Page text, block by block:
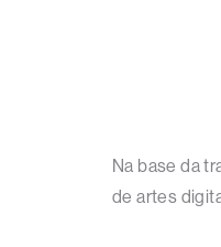
Na base da
de artes